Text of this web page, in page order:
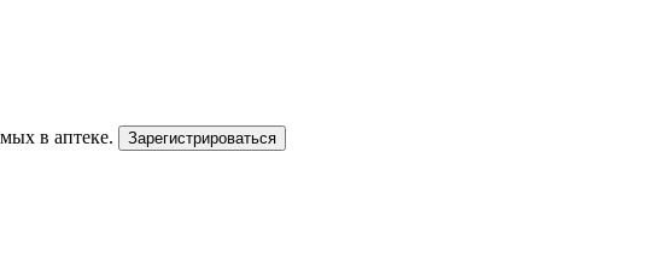
в аптеке. Зарегистрироваться